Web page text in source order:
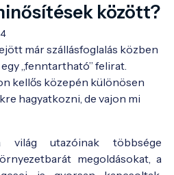
között?
már szállásfoglalás közben
„fenntartható” felirat.
kellős közepén különösen
hagyatkozni, de vajon mi
világ utazóinak többsége
megoldásokat, a